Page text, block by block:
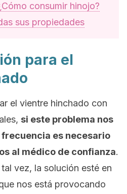
consumir hinojo?
sus propiedades
para el
el vientre hinchado con
si este problema nos
es necesario
al médico de confianza.
vez, la solución esté en
nos está provocando